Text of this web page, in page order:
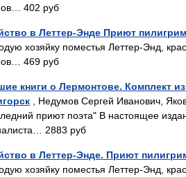
402 руб
в Леттер-Энде Приют
хозяйку поместья Леттер-Энд,
469 руб
книги о Лермонтове. Комплект
, Недумов Сергей Иванович,
приют поэта" В настоящее
2883 руб
в Леттер-Энде. Приют
хозяйку поместья Леттер-Энд,